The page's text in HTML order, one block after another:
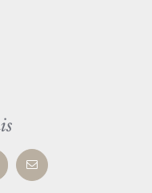
Email